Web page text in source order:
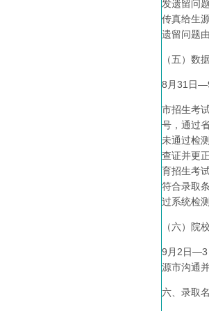
发遗留问
传真给生
遗留问题
（五）数
8月31日
市招生考
号，通过
未通过检
查证并更
育招生考
符合录取
过系统检
（六）院
9月2日—3
源市沟通
六、录取